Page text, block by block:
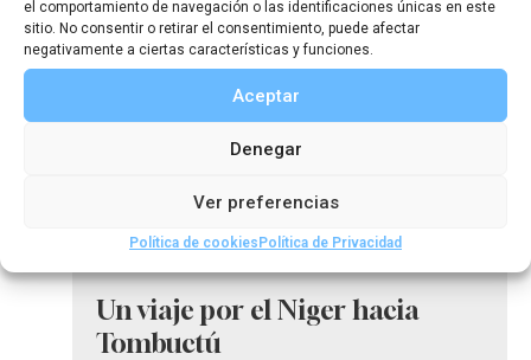
el comportamiento de navegación o las identificaciones únicas en este
sitio. No consentir o retirar el consentimiento, puede afectar
negativamente a ciertas características y funciones.
Aceptar
Denegar
Ver preferencias
Política de cookies Política de Privacidad
Un viaje por el Niger hacia
Tombuctú